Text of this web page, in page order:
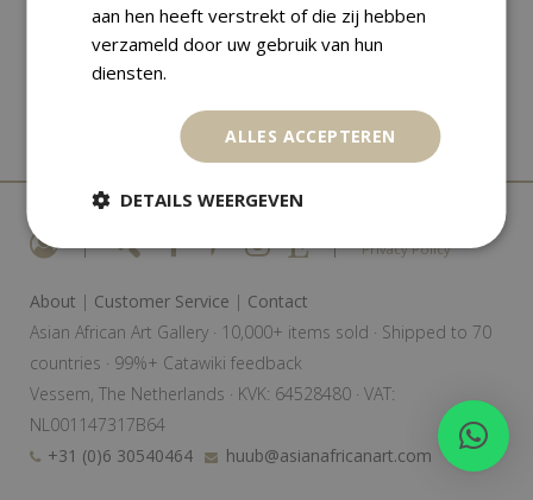
| | Privacy Policy
About | Customer Service | Contact
Asian African Art Gallery · 10,000+ items sold · Shipped to 70
countries · 99%+ Catawiki feedback
Vessem, The Netherlands · KVK: 64528480 · VAT:
NL001147317B64
+31 (0)6 30540464
huub@asianafricanart.com
aan hen heeft verstrekt of die zij hebben
verzameld door uw gebruik van hun
diensten.
ALLES ACCEPTEREN
DETAILS WEERGEVEN